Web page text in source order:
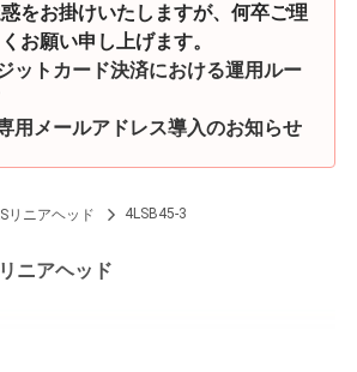
をお掛けいたしますが、何卒ご理
お願い申し上げます。
ットカード決済における運用ルー
用メールアドレス導入のお知らせ
リニアヘッド 4LSB45-3
ニアヘッド